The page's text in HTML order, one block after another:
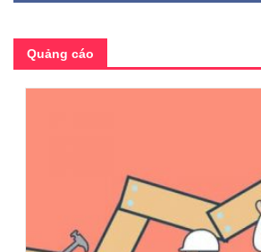
Quảng cáo